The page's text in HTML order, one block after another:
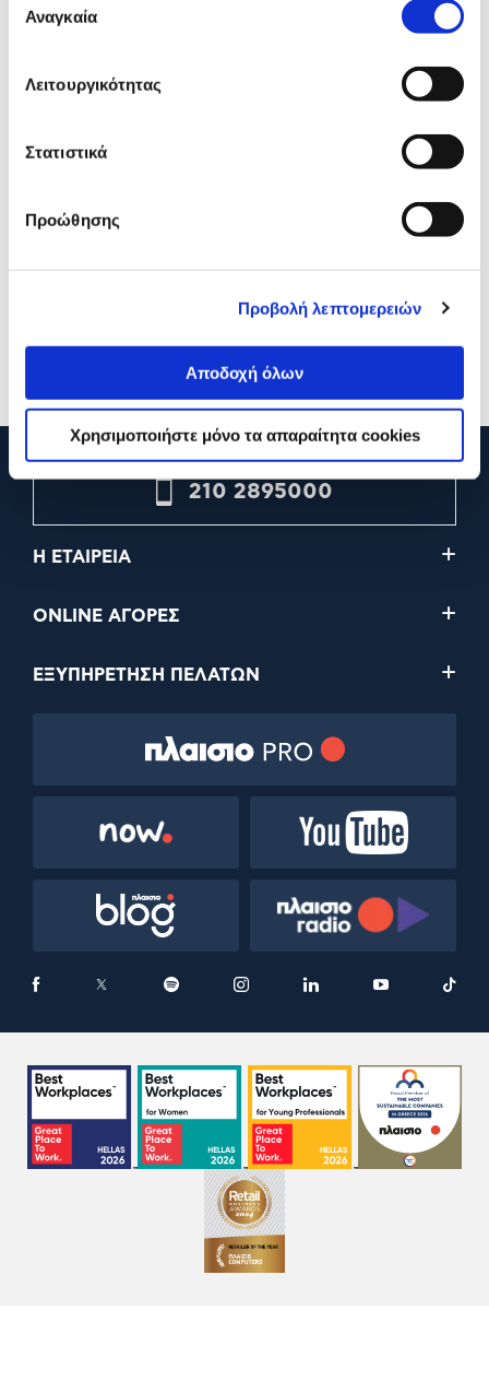
συγκατάθεσης
Αναγκαία
Λειτουργικότητας
Στατιστικά
Προώθησης
Προβολή λεπτομερειών
Αποδοχή όλων
Χρησιμοποιήστε μόνο τα απαραίτητα cookies
Talens Sketchbook Art
80Φύλλων
SentioArt Σετ
7,39€
210 2895000
Η ΕΤΑΙΡΕΙΑ
ONLINE ΑΓΟΡΕΣ
ΕΞΥΠΗΡΕΤΗΣΗ ΠΕΛΑΤΩΝ